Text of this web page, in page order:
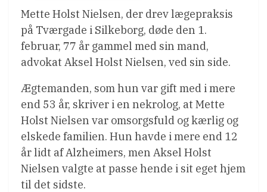
Mette Holst Nielsen, der drev lægepraksis
på Tværgade i Silkeborg, døde den 1.
februar, 77 år gammel med sin mand,
advokat Aksel Holst Nielsen, ved sin side.
Ægtemanden, som hun var gift med i mere
end 53 år, skriver i en nekrolog, at Mette
Holst Nielsen var omsorgsfuld og kærlig og
elskede familien. Hun havde i mere end 12
år lidt af Alzheimers, men Aksel Holst
Nielsen valgte at passe hende i sit eget hjem
til det sidste.